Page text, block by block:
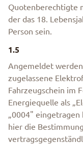
Quotenberechtigte
der das 18.
Person sein.
1.5
Angemeldet
zugelassene
Fahrzeugschein im
Energiequelle als
„0004" eingetragen
hier die